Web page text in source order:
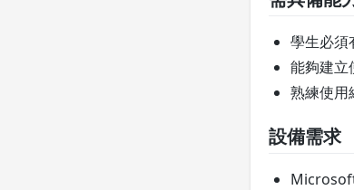
學生必須
能夠建立
熟練使
設備需求